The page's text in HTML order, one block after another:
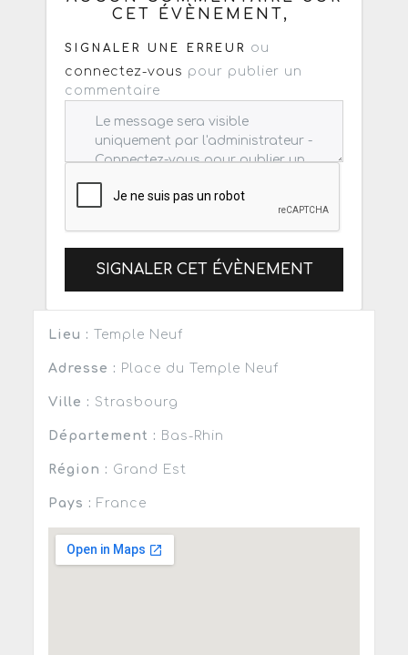
CET ÉVÈNEMENT,
SIGNALER UNE ERREUR ou
connectez-vous pour publier un
commentaire
SIGNALER CET ÉVÈNEMENT
Lieu : Temple Neuf
Adresse : Place du Temple Neuf
Ville : Strasbourg
Département : Bas-Rhin
Région : Grand Est
Pays : France